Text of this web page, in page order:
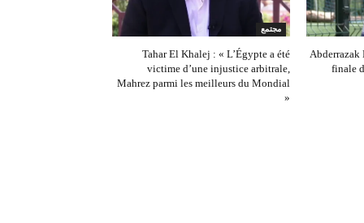
مجتمع
Tahar El Khalej : « L’Égypte a été
victime d’une injustice arbitrale,
Mahrez parmi les meilleurs du Mondial
»
finale